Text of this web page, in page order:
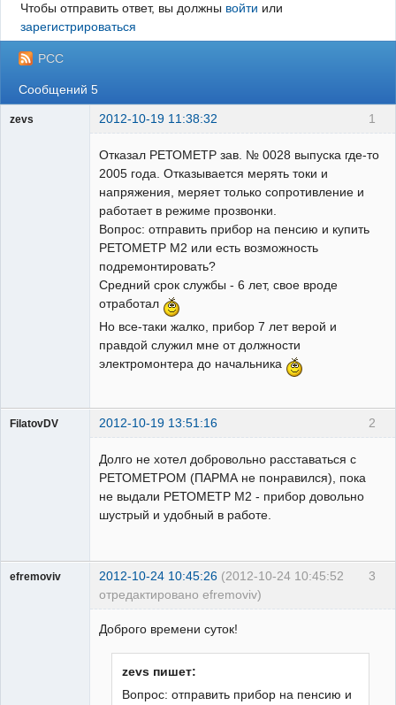
Чтобы отправить ответ, вы должны войти или
зарегистрироваться
РСС
Сообщений 5
1
zevs 2012-10-19 11:38:32
Отказал РЕТОМЕТР зав. № 0028 выпуска где-то
2005 года. Отказывается мерять токи и
напряжения, меряет только сопротивление и
работает в режиме прозвонки.
Вопрос: отправить прибор на пенсию и купить
РЕТОМЕТР М2 или есть возможность
подремонтировать?
Средний срок службы - 6 лет, свое вроде
отработал
Но все-таки жалко, прибор 7 лет верой и
правдой служил мне от должности
электромонтера до начальника
2
FilatovDV 2012-10-19 13:51:16
Долго не хотел добровольно расставаться с
РЕТОМЕТРОМ (ПАРМА не понравился), пока
не выдали РЕТОМЕТР М2 - прибор довольно
шустрый и удобный в работе.
3
efremoviv 2012-10-24 10:45:26 (2012-10-24 10:45:52
отредактировано efremoviv)
Доброго времени суток!
zevs пишет:
Вопрос: отправить прибор на пенсию и